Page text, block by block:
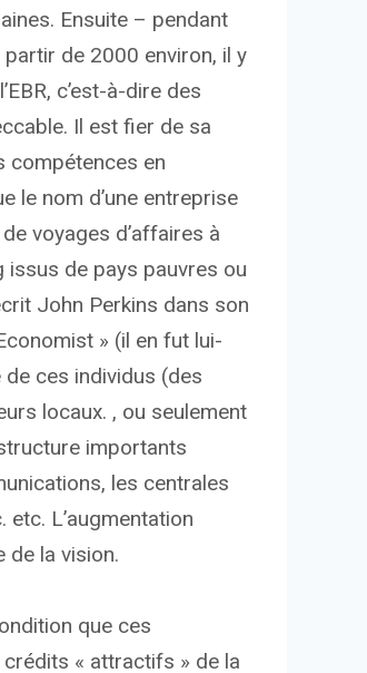
Ensuite – pendant
de 2000 environ, il y
c’est-à-dire des
Il est fier de sa
compétences en
le nom d’une entreprise
voyages d’affaires à
de pays pauvres ou
John Perkins dans son
» (il en fut lui-
ces individus (des
locaux. , ou seulement
importants
les centrales
L’augmentation
de la vision.
que ces
« attractifs » de la